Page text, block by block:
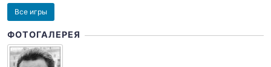
Все игры
ФОТОГАЛЕРЕЯ